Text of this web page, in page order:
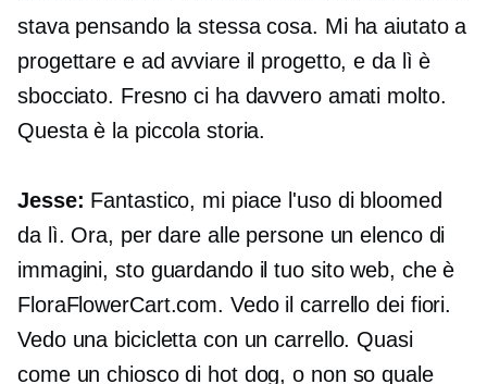
stava pensando la stessa cosa. Mi ha aiutato a
progettare e ad avviare il progetto, e da lì è
sbocciato. Fresno ci ha davvero amati molto.
Questa è la piccola storia.
Jesse: Fantastico, mi piace l'uso di bloomed
da lì. Ora, per dare alle persone un elenco di
immagini, sto guardando il tuo sito web, che è
FloraFlowerCart.com. Vedo il carrello dei fiori.
Vedo una bicicletta con un carrello. Quasi
come un chiosco di hot dog, o non so quale